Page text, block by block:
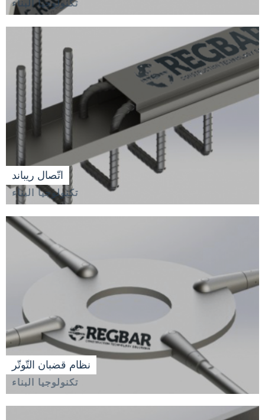
تكنولوجيا البناء
اتّصال ريباند
تكنولوجيا البناء
نظام قضبان التّوتّر
تكنولوجيا البناء